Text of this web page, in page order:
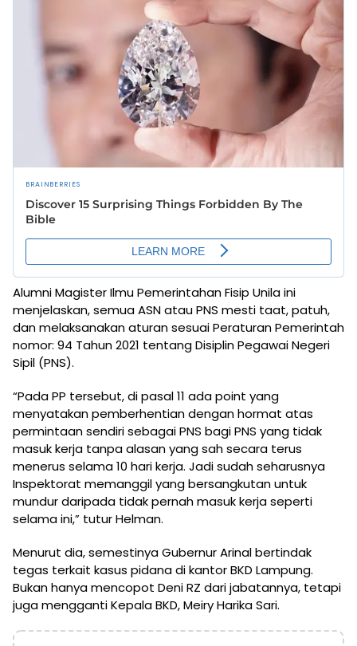
Alumni Magister Ilmu Pemerintahan Fisip Unila ini
menjelaskan, semua ASN atau PNS mesti taat, patuh,
dan melaksanakan aturan sesuai Peraturan Pemerintah
nomor: 94 Tahun 2021 tentang Disiplin Pegawai Negeri
Sipil (PNS).
“Pada PP tersebut, di pasal 11 ada point yang
menyatakan pemberhentian dengan hormat atas
permintaan sendiri sebagai PNS bagi PNS yang tidak
masuk kerja tanpa alasan yang sah secara terus
menerus selama 10 hari kerja. Jadi sudah seharusnya
Inspektorat memanggil yang bersangkutan untuk
mundur daripada tidak pernah masuk kerja seperti
selama ini,” tutur Helman.
Menurut dia, semestinya Gubernur Arinal bertindak
tegas terkait kasus pidana di kantor BKD Lampung.
Bukan hanya mencopot Deni RZ dari jabatannya, tetapi
juga mengganti Kepala BKD, Meiry Harika Sari.